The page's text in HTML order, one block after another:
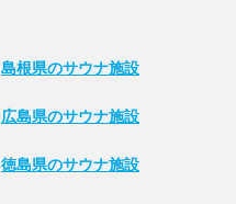
島根県のサウナ施設
広島県のサウナ施設
徳島県のサウナ施設